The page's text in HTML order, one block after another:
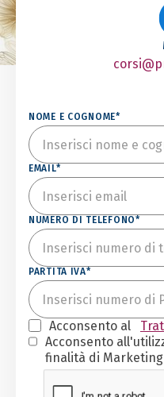
NOME E COGNOME*
EMAIL*
NUMERO DI TELEFONO*
PARTITA IVA*
Acconsento al
Acconsento
finalità di Marketing